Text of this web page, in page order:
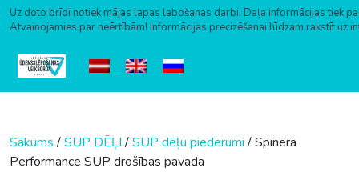
Uz doto brīdi notiek mājas lapas labošanas darbi. Daļa informācijas tiek
Atvainojamies par neērtībām! Informācijas precizēšanai lūdzam rakstīt uz
Sākums/SUP DĒĻI/SUP dēļu piederumi/ Spinera
Performance SUP drošības pavada